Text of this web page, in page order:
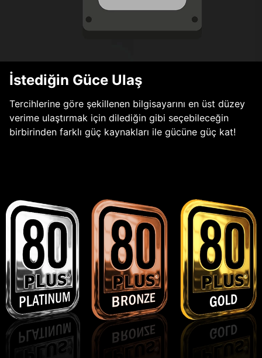
İstediğin Güce Ulaş
Tercihlerine göre şekillenen bilgisayarını en üst düzey
verime ulaştırmak için dilediğin gibi seçebileceğin
birbirinden farklı güç kaynakları ile gücüne güç kat!